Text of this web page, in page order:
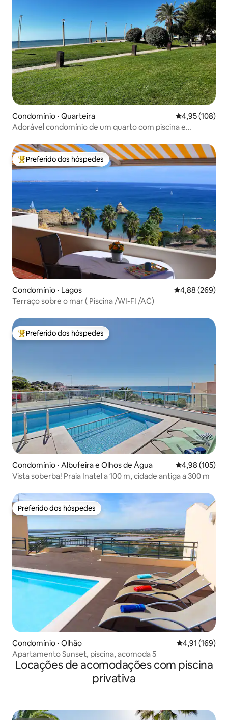
Condomínio ⋅ Quarteira 4,95 de uma
4,95 (108)
Adorável condomínio de um quarto com piscina e
Entre os melhores preferidos dos hóspedes
Preferido dos hóspedes
Condomínio ⋅ Lagos 4,88 de uma
4,88 (269)
Terraço sobre o mar ( Piscina /WI-FI /AC)
Entre os melhores preferidos dos hóspedes
Preferido dos hóspedes
Condomínio ⋅ Albufeira e Olhos de Água 4,98 de uma
4,98 (105)
Vista soberba! Praia Inatel a 100 m, cidade antiga a 300 m
Preferido dos hóspedes
Preferido dos hóspedes
Condomínio ⋅ Olhão 4,91 de uma
4,91 (169)
Apartamento Sunset, piscina, acomoda 5
Locações de acomodações com piscina
privativa